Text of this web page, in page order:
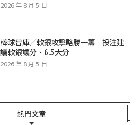
2026 年 8 月 5 日
棒球智庫／軟銀攻擊略勝一籌 投注建
議軟銀讓分、6.5大分
2026 年 8 月 5 日
熱門文章